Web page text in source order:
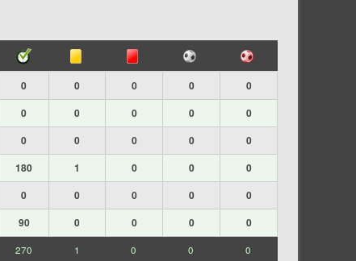
0 0 0 0
0
0 0 0 0
0
0 0 0 0
0
180 1 0 0
0
0 0 0 0
0
90 0 0 0 0
270 1 0 0 0